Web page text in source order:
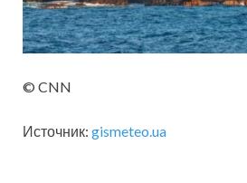
© CNN
Источник: gismeteo.ua